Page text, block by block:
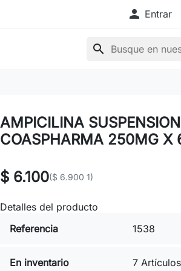
 Entrar
search
AMPICILINA SUSPENSION
COASPHARMA 250MG X
$ 6.100($ 6.900 1)
Detalles del producto
Referencia
1538
En inventario 7 Artículos